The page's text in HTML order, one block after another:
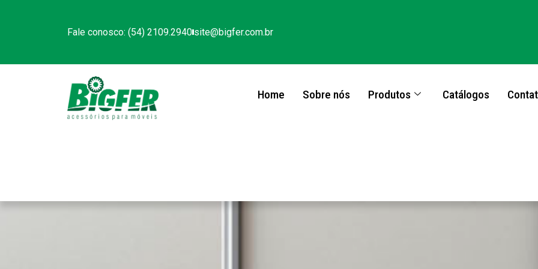
Fale conosco: (54) 2109.2940site@bigfer.com.br
Home Sobre nós Produtos Catálogos